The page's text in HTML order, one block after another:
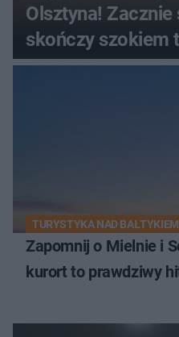
Olsztyna! Zacznie
skończy szokiem
TURYSTYKA NAD BAŁTYKIEM
Zapomnij o Mielnie i
kurort to prawdziwy